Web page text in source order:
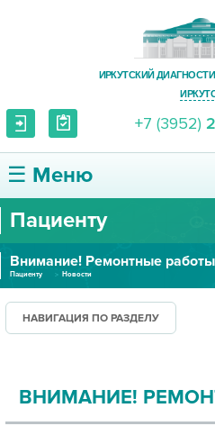
ИРКУТСКИЙ
+7 (3952)
☰ Меню
О ЦЕНТРЕ
УСЛУГИ И ЦЕНЫ
ПАЦИЕНТУ
ПРАВОВАЯ ИНФОРМАЦИЯ
Пациенту
Внимание! Ремонтные работы
Пациенту Новости
НАВИГАЦИЯ ПО РАЗДЕЛУ
ВНИМАНИЕ!